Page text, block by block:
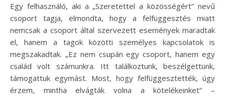
Egy felhasználó, aki a „Szeretettel a közösségért” nevű
csoport tagja, elmondta, hogy a felfüggesztés miatt
nemcsak a csoport által szervezett események maradtak
el, hanem a tagok közötti személyes kapcsolatok is
megszakadtak. „Ez nem csupán egy csoport, hanem egy
család volt számunkra. Itt találkoztunk, beszélgettünk,
támogattuk egymást. Most, hogy felfüggesztették, úgy
érzem, mintha elvágták volna a kötelékeinket” –